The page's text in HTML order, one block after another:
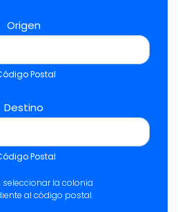
Origen
Postal
Destino
Postal
seleccionar la colonia
al código postal.